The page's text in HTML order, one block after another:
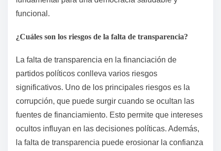
funcional.
¿Cuáles son los riesgos de la falta de transparencia?
La falta de transparencia en la financiación de
partidos políticos conlleva varios riesgos
significativos. Uno de los principales riesgos es la
corrupción, que puede surgir cuando se ocultan las
fuentes de financiamiento. Esto permite que intereses
ocultos influyan en las decisiones políticas. Además,
la falta de transparencia puede erosionar la confianza